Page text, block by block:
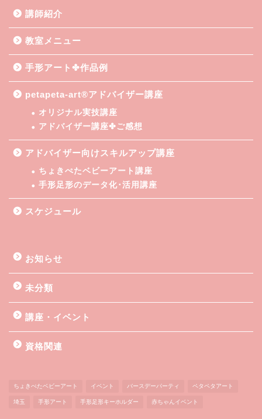
講師紹介
教室メニュー
手形アート✤作品例
petapeta-art®アドバイザー講座
オリジナル実技講座
アドバイザー講座✤ご感想
アドバイザー向けスキルアップ講座
ちょきぺたベビーアート講座
手形足形のデータ化･活用講座
スケジュール
お知らせ
未分類
講座・イベント
資格関連
ちょきぺたベビーアート イベント バースデーパーティ ペタペタアート
埼玉 手形アート 手形足形キーホルダー 赤ちゃんイベント